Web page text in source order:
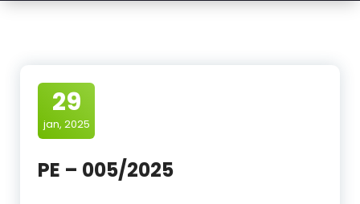
29
jan, 2025
PE – 005/2025